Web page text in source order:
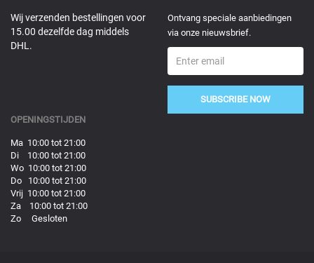
Wij verzenden bestellingen voor
15.00 dezelfde dag middels
DHL.
Ontvang speciale aanbiedingen
via onze nieuwsbrief.
SUBSCRIBE NOW
OPENINGSTIJDEN
Ma 10:00 tot 21:00
Di 10:00 tot 21:00
Wo 10:00 tot 21:00
Do 10:00 tot 21:00
Vrij 10:00 tot 21:00
Za 10:00 tot 21:00
Zo Gesloten